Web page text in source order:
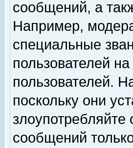
сообщений, а
Например,
специальные
пользователей
пользователей.
поскольку они
сообщений